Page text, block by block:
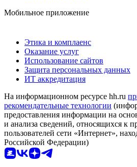
Мобильное приложение
Этика и комплаенс
Оказание услуг
Использование сайтов
Защита персональных данных
ИТ аккредитация
На информационном ресурсе hh.ru
рекомендательные технологии
предоставления информации на
и анализа сведений, относящихся к
пользователей сети «Интернет»,
Российской Федерации)